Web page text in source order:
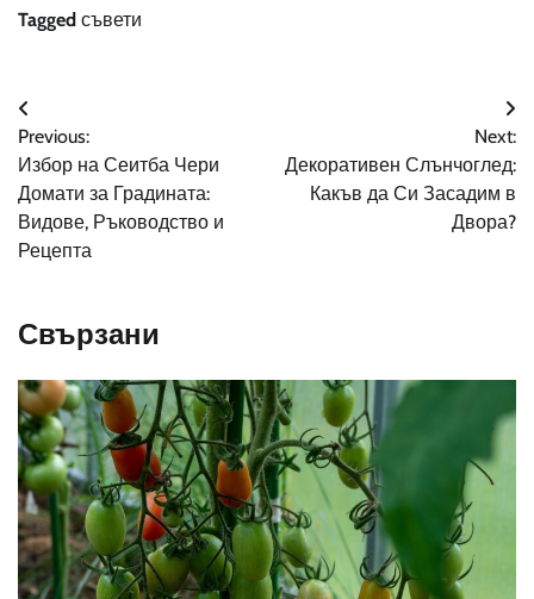
Tagged съвети
Навигация
Previous:
Избор на Сеитба Чери
Домати за Градината:
Видове, Ръководство и
Рецепта
Next:
Декоративен Слънчоглед:
Какъв да Си Засадим в
Двора?
Свързани